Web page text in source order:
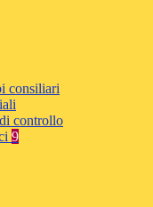
consiliari
controllo
9